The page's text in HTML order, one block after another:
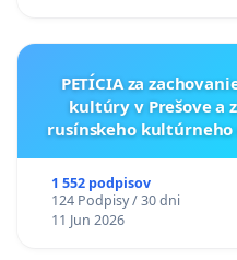
PETÍCIA za
kultúry v Prešove a
rusínskeho kultúrneho
1 552 podpisov
124 Podpisy / 30 dni
11 Jun 2026